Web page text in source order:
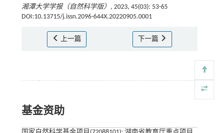
湘潭大学学报（自然科学版） , 2023, 45(03): 53-65
DOI:10.13715/j.issn.2096-644X.20220905.0001
上一篇 下一篇
基金资助